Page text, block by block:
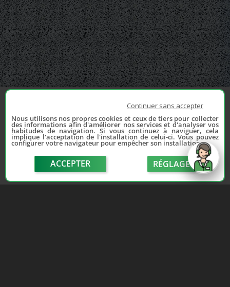
Continuer sans accepter
Nous utilisons nos propres cookies et ceux de tiers pour collecter
des informations afin d'améliorer nos services et d'analyser vos
habitudes de navigation. Si vous continuez à naviguer, cela
implique l'acceptation de l'installation de celui-ci. Vous pouvez
configurer votre navigateur pour empêcher son installation.
ACCEPTER RÉGLAGE